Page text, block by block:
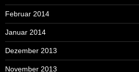
Februar 2014
Januar 2014
Dezember 2013
November 2013